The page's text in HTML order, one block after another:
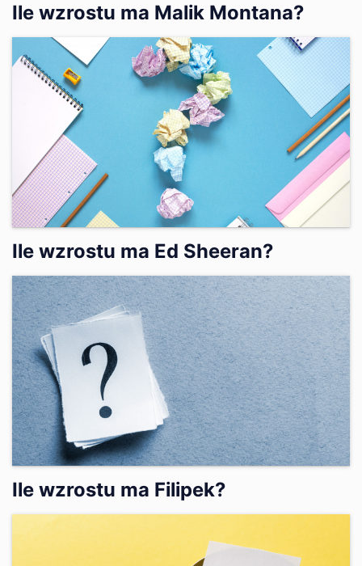
Ile wzrostu ma Malik Montana?
Ile wzrostu ma Ed Sheeran?
Ile wzrostu ma Filipek?